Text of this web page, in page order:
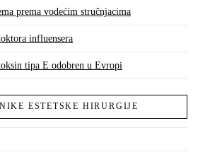
prema vodećim stručnjacima
influensera
tipa E odobren u Evropi
ESTETSKE HIRURGIJE